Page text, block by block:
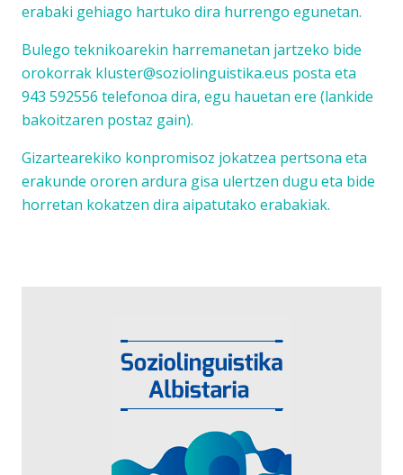
erabaki gehiago hartuko dira hurrengo egunetan.
Bulego teknikoarekin harremanetan jartzeko bide
orokorrak kluster@soziolinguistika.eus posta eta
943 592556 telefonoa dira, egu hauetan ere (lankide
bakoitzaren postaz gain).
Gizartearekiko konpromisoz jokatzea pertsona eta
erakunde ororen ardura gisa ulertzen dugu eta bide
horretan kokatzen dira aipatutako erabakiak.